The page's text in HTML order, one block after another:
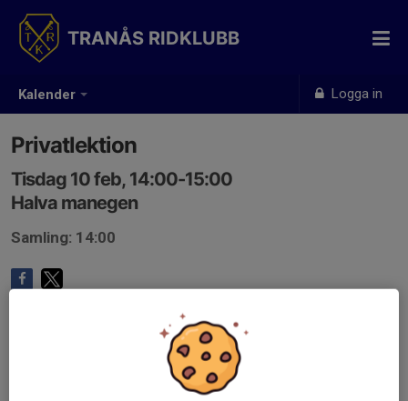
Kalender Logga in
TRANÅS RIDKLUBB
Privatlektion
Tisdag 10 feb, 14:00-15:00
Halva manegen
Samling: 14:00